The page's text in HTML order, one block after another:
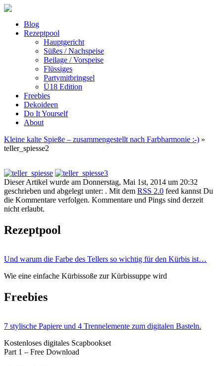
Blog
Rezeptpool
Hauptgericht
Süßes / Nachspeise
Beilage / Vorspeise
Flüssiges
Partymitbringsel
Ü18 Edition
Freebies
Dekoideen
Do It Yourself
About
Kleine kalte Spieße – zusammengestellt nach Farbharmonie :-) »
teller_spiesse2
Dieser Artikel wurde am Donnerstag, Mai 1st, 2014 um 20:32
geschrieben und abgelegt unter: . Mit dem RSS 2.0 feed kannst Du
die Kommentare verfolgen. Kommentare und Pings sind derzeit
nicht erlaubt.
Rezeptpool
Und warum die Farbe des Tellers so wichtig für den Kürbis ist…
Wie eine einfache Kürbissoße zur Kürbissuppe wird
Freebies
7 stylische Papiere und 4 Trennelemente zum digitalen Basteln.
Kostenloses digitales Scapbookset
Part 1 – Free Download